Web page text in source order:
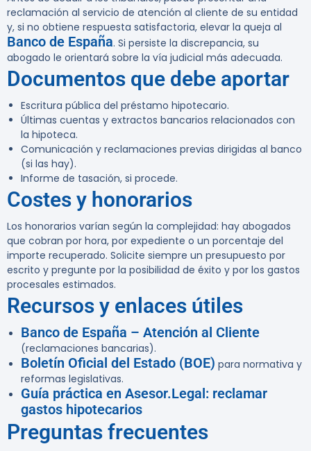
reclamación al servicio de atención al cliente de su entidad
y, si no obtiene respuesta satisfactoria, elevar la queja al
Banco de España. Si persiste la discrepancia, su
abogado le orientará sobre la vía judicial más adecuada.
Documentos que debe aportar
Escritura pública del préstamo hipotecario.
Últimas cuentas y extractos bancarios relacionados con
la hipoteca.
Comunicación y reclamaciones previas dirigidas al banco
(si las hay).
Informe de tasación, si procede.
Costes y honorarios
Los honorarios varían según la complejidad: hay abogados
que cobran por hora, por expediente o un porcentaje del
importe recuperado. Solicite siempre un presupuesto por
escrito y pregunte por la posibilidad de éxito y por los gastos
procesales estimados.
Recursos y enlaces útiles
Banco de España – Atención al Cliente
(reclamaciones bancarias).
Boletín Oficial del Estado (BOE) para normativa y
reformas legislativas.
Guía práctica en Asesor.Legal: reclamar
gastos hipotecarios
Preguntas frecuentes